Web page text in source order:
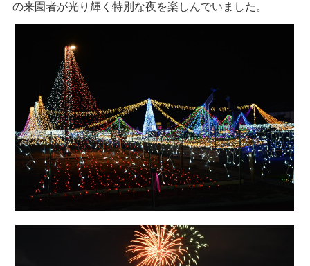
の来園者が光り輝く特別な夜を楽しんでいました。